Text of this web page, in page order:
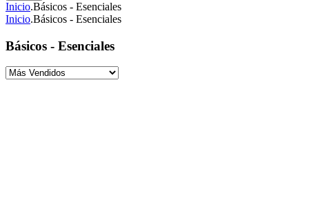
Inicio.Básicos - Esenciales
Inicio.Básicos - Esenciales
Básicos - Esenciales